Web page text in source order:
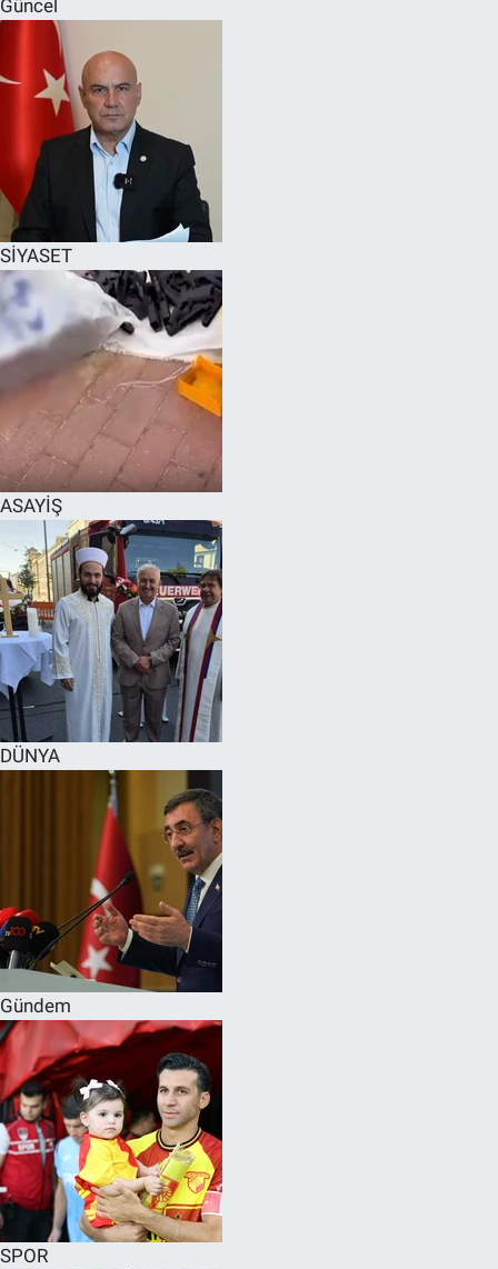
Güncel
SİYASET
ASAYİŞ
DÜNYA
Gündem
SPOR
SPOR
RESMİ İLANLAR